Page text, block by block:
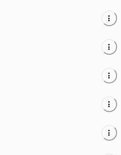
more_vert
more_vert
more_vert
more_vert
more_vert